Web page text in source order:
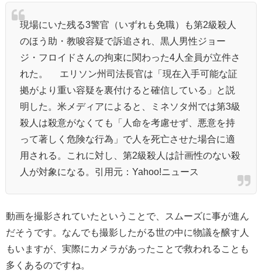
現場にいた残る3警官（いずれも免職）も第2級殺人
のほう助・教唆容疑で訴追され、黒人男性ジョー
ジ・フロイドさんの拘束に関わった4人全員が立件さ
れた。 エリソン州司法長官は「現在入手可能な証
拠がより重い容疑を裏付けると確信している」と説
明した。米メディアによると、ミネソタ州では第3級
殺人は殺意がなくても「人命を考慮せず、悪意を持
って著しく危険な行為」で人を死亡させた場合に適
用される。これに対し、第2級殺人は計画性のない殺
人が対象になる。引用元：Yahoo!ニュース
動画を撮影されていたということで、スムーズに事が進ん
だそうです。なんでも撮影したがる世の中に物議を醸す人
もいますが、実際にカメラがあったことで救われることも
多くあるのですね。